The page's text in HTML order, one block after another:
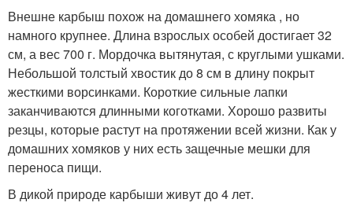
Внешне карбыш похож на домашнего хомяка , но
намного крупнее. Длина взрослых особей достигает 32
см, а вес 700 г. Мордочка вытянутая, с круглыми ушками.
Небольшой толстый хвостик до 8 см в длину покрыт
жесткими ворсинками. Короткие сильные лапки
заканчиваются длинными коготками. Хорошо развиты
резцы, которые растут на протяжении всей жизни. Как у
домашних хомяков у них есть защечные мешки для
переноса пищи.
В дикой природе карбыши живут до 4 лет.